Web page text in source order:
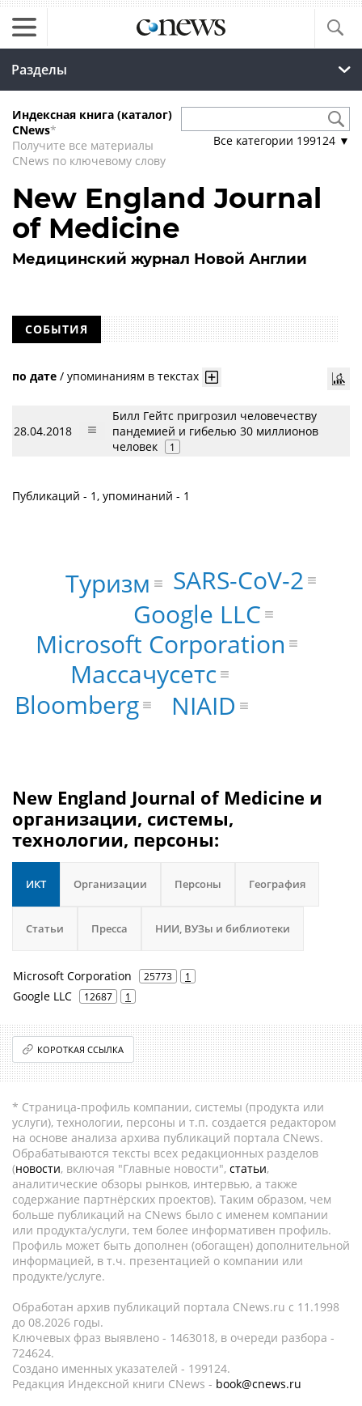
Разделы
Индексная книга (каталог)
CNews*
Получите все материалы
CNews по ключевому слову
Все категории 199124 ▼
New England Journal
of Medicine
Медицинский журнал Новой Англии
СОБЫТИЯ
по дате / упоминаниям в текстах
28.04.2018
Билл Гейтс пригрозил человечеству
пандемией и гибелью 30 миллионов
человек
1
Публикаций - 1, упоминаний - 1
Microsoft Corporation
Google LLC
Массачусетс
SARS-CoV-2
Туризм
Bloomberg NIAID
New England Journal of Medicine и
организации, системы,
технологии, персоны:
ИКТ Организации Персоны География
Статьи Пресса НИИ, ВУЗы и библиотеки
Microsoft Corporation 25773 1
Google LLC 12687 1
КОРОТКАЯ ССЫЛКА
* Страница-профиль компании, системы (продукта или
услуги), технологии, персоны и т.п. создается редактором
на основе анализа архива публикаций портала CNews.
Обрабатываются тексты всех редакционных разделов
(новости, включая "Главные новости", статьи,
аналитические обзоры рынков, интервью, а также
содержание партнёрских проектов). Таким образом, чем
больше публикаций на CNews было с именем компании
или продукта/услуги, тем более информативен профиль.
Профиль может быть дополнен (обогащен) дополнительной
информацией, в т.ч. презентацией о компании или
продукте/услуге.
Обработан архив публикаций портала CNews.ru c 11.1998
до 08.2026 годы.
Ключевых фраз выявлено - 1463018, в очереди разбора -
724624.
Создано именных указателей - 199124.
Редакция Индексной книги CNews - book@cnews.ru